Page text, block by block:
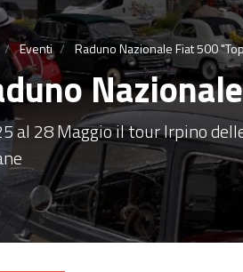
Eventi Raduno Nazionale Fiat 500
al 28 Maggio il tour Irpino